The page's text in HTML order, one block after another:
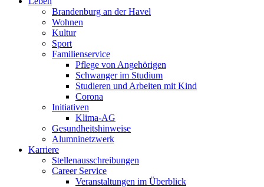
Brandenburg an der Havel
Wohnen
Kultur
Sport
Familienservice
Pflege von Angehörigen
Schwanger im Studium
Studieren und Arbeiten mit Kind
Corona
Initiativen
Klima-AG
Gesundheitshinweise
Alumninetzwerk
Karriere
Stellenausschreibungen
Career Service
Veranstaltungen im Überblick